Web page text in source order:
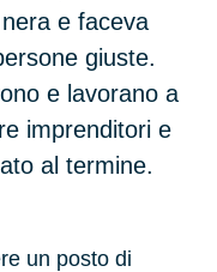
e faceva
giuste.
e lavorano a
imprenditori e
al termine.
un posto di